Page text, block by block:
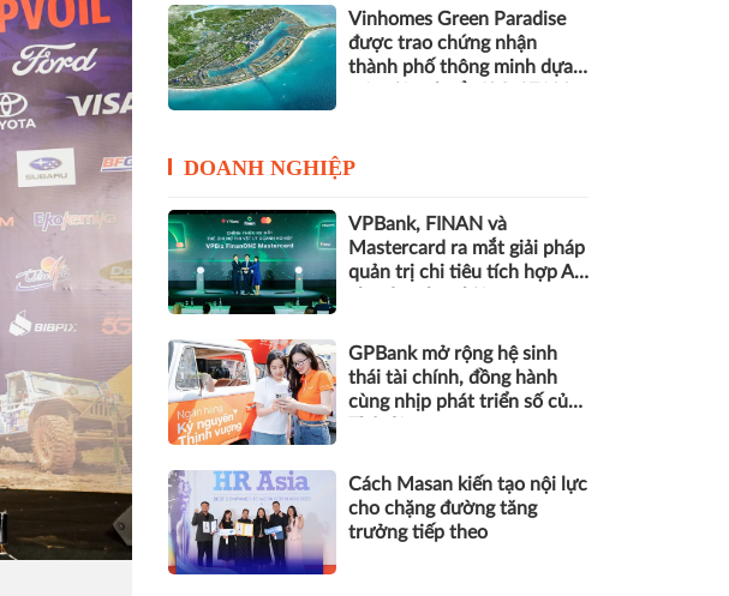
Vinhomes Green Paradise
được trao chứng nhận
thành phố thông minh dựa
DOANH NGHIỆP
VPBank, FINAN và
Mastercard ra mắt giải pháp
quản trị chi tiêu tích hợp AI
GPBank mở rộng hệ sinh
thái tài chính, đồng hành
cùng nhịp phát triển số của
Cách Masan kiến tạo nội lực
cho chặng đường tăng
trưởng tiếp theo